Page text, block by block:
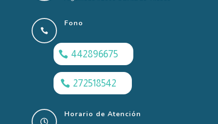

Fono
442896675
272518542

Horario de Atención